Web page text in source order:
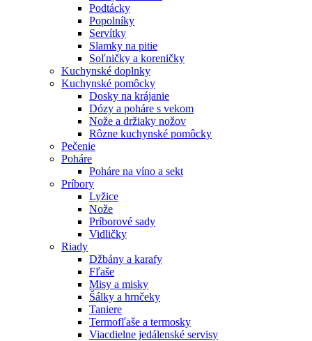
Podtácky
Popolníky
Servítky
Slamky na pitie
Soľničky a koreničky
Kuchynské doplnky
Kuchynské pomôcky
Dosky na krájanie
Dózy a poháre s vekom
Nože a držiaky nožov
Rôzne kuchynské pomôcky
Pečenie
Poháre
Poháre na víno a sekt
Príbory
Lyžice
Nože
Príborové sady
Vidličky
Riady
Džbány a karafy
Fľaše
Misy a misky
Šálky a hrnčeky
Taniere
Termofľaše a termosky
Viacdielne jedálenské servisy